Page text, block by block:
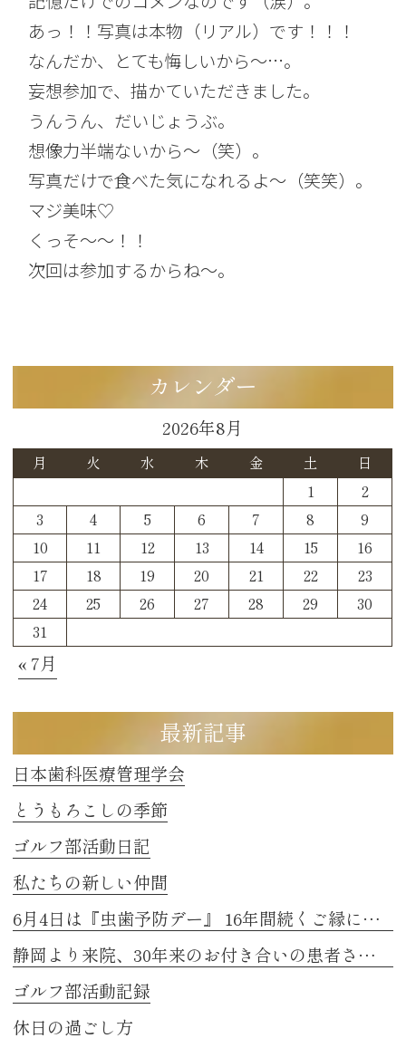
あっ！！写真は本物（リアル）です！！！
なんだか、とても悔しいから～…。
妄想参加で、描かていただきました。
うんうん、だいじょうぶ。
想像力半端ないから～（笑）。
写真だけで食べた気になれるよ～（笑笑）。
マジ美味♡
くっそ～～！！
次回は参加するからね～。
カレンダー
2026年8月
月 火 水 木 金 土 日
1
2
3
4 5 6 7 8
9
10
11 12 13 14 15
16
17
18 19 20 21 22
23
24
25 26 27 28 29
30
31
« 7月
最新記事
日本歯科医療管理学会
とうもろこしの季節
ゴルフ部活動日記
私たちの新しい仲間
6月4日は『虫歯予防デー』 16年間続くご縁に感謝
静岡より来院、30年来のお付き合いの患者さまのお話し 2
ゴルフ部活動記録
休日の過ごし方